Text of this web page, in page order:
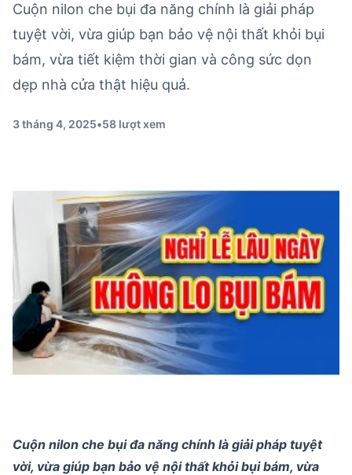
Cuộn nilon che bụi đa năng chính là giải pháp
tuyệt vời, vừa giúp bạn bảo vệ nội thất khỏi bụi
bám, vừa tiết kiệm thời gian và công sức dọn
dẹp nhà cửa thật hiệu quả.
3 tháng 4, 2025•58 lượt xem
Cuộn nilon che bụi đa năng chính là giải pháp tuyệt
vời, vừa giúp bạn bảo vệ nội thất khỏi bụi bám, vừa